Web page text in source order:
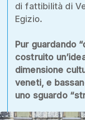
di fattibilità di
Egizio.
Pur guardando
costruito
dimensione
veneti, e
uno sguardo